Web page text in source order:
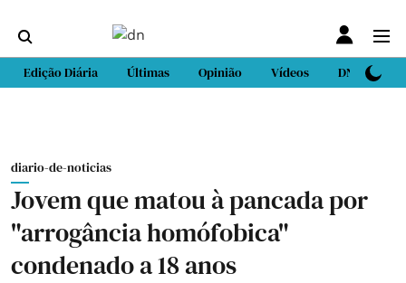
Edição Diária Últimas Opinião Vídeos DN Sport
diario-de-noticias
Jovem que matou à pancada por
"arrogância homófobica"
condenado a 18 anos